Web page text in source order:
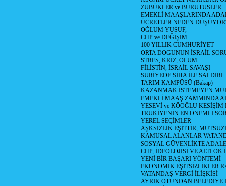
ZÜBÜKLER ve BÜRÜTÜSLER
EMEKLİ MAAŞLARINDA
ÜCRETLER NEDEN
OĞLUM YUSUF,
CHP ve DEĞİŞİM
100 YILLIK CUMHURİYET
ORTA DOGUNUN İSRAİL
STRES, KRİZ, ÖLÜM
FİLİSTİN, İSRAİL SAVAŞI
SURİYEDE SİHA İLE SALDIRI
TARIM KAMPÜSÜ (Bakap)
KAZANMAK İSTEMEYEN
EMEKLİ MAAŞ ZAMMINDA
YESEVİ ve KÖOĞLU
TRÜKİYENİN EN ÖNEMLİ
YEREL SEÇİMLER
AŞKSIZLIK EŞİTTİR,
KAMUSAL ALANLAR
SOSYAL GÜVENLİKTE
CHP, İDEOLOJİSİ VE ALTI OK
YENİ BİR BAŞARI YÖNTEMİ
EKONOMİK EŞİTSİZLİKLER
VATANDAŞ VERGİ İLİŞKİSİ
AYRIK OTUNDAN